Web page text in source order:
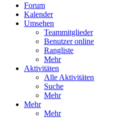
Forum
Kalender
Umsehen
Teammitglieder
Benutzer online
Rangliste
Mehr
Aktivitäten
Alle Aktivitäten
Suche
Mehr
Mehr
Mehr